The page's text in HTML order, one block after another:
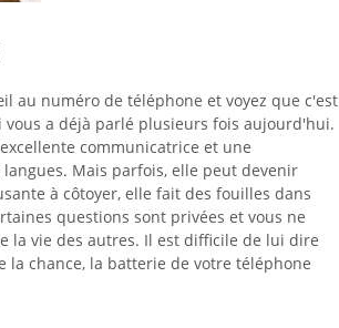
au numéro de téléphone et voyez que c'est
a déjà parlé plusieurs fois aujourd'hui.
communicatrice et une
Mais parfois, elle peut devenir
à côtoyer, elle fait des fouilles dans
questions sont privées et vous ne
la vie des autres. Il est difficile de lui dire
la chance, la batterie de votre téléphone